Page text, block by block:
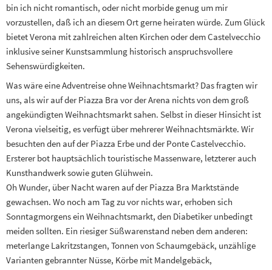
bin ich nicht romantisch, oder nicht morbide genug um mir
vorzustellen, daß ich an diesem Ort gerne heiraten würde. Zum Glück
bietet Verona mit zahlreichen alten Kirchen oder dem Castelvecchio
inklusive seiner Kunstsammlung historisch anspruchsvollere
Sehenswürdigkeiten.
Was wäre eine Adventreise ohne Weihnachtsmarkt? Das fragten wir
uns, als wir auf der Piazza Bra vor der Arena nichts von dem groß
angekündigten Weihnachtsmarkt sahen. Selbst in dieser Hinsicht ist
Verona vielseitig, es verfügt über mehrerer Weihnachtsmärkte. Wir
besuchten den auf der Piazza Erbe und der Ponte Castelvecchio.
Ersterer bot hauptsächlich touristische Massenware, letzterer auch
Kunsthandwerk sowie guten Glühwein.
Oh Wunder, über Nacht waren auf der Piazza Bra Marktstände
gewachsen. Wo noch am Tag zu vor nichts war, erhoben sich
Sonntagmorgens ein Weihnachtsmarkt, den Diabetiker unbedingt
meiden sollten. Ein riesiger Süßwarenstand neben dem anderen:
meterlange Lakritzstangen, Tonnen von Schaumgebäck, unzählige
Varianten gebrannter Nüsse, Körbe mit Mandelgebäck,